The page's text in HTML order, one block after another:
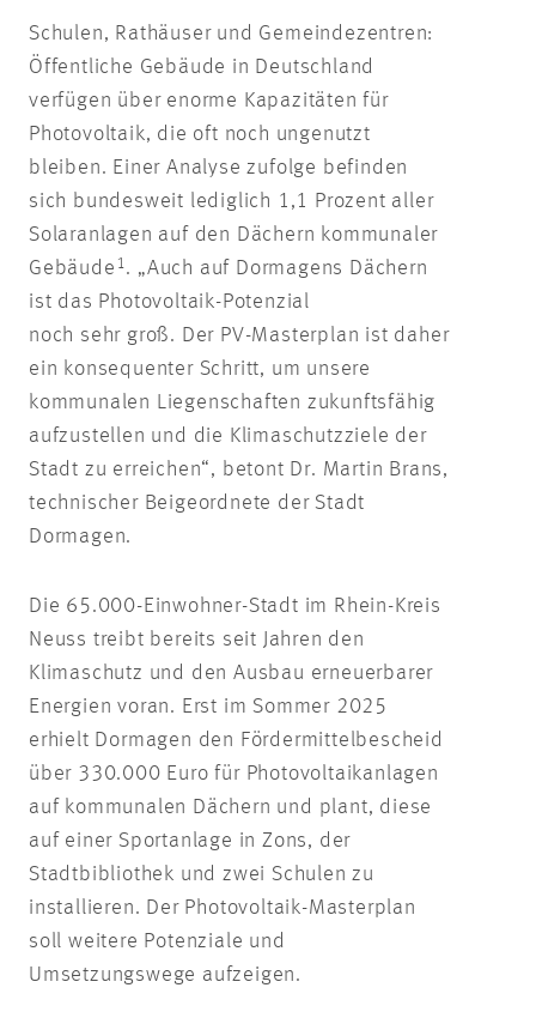
Schulen, Rathäuser und Gemeindezentren:
Öffentliche Gebäude in Deutschland
verfügen über enorme Kapazitäten für
Photovoltaik, die oft noch ungenutzt
bleiben. Einer Analyse zufolge befinden
sich bundesweit lediglich 1,1 Prozent aller
Solaranlagen auf den Dächern kommunaler
Gebäude 1. „Auch auf Dormagens Dächern
ist das Photovoltaik-Potenzial
noch sehr groß. Der PV-Masterplan ist daher
ein konsequenter Schritt, um unsere
kommunalen Liegenschaften zukunftsfähig
aufzustellen und die Klimaschutzziele der
Stadt zu erreichen“, betont Dr. Martin Brans,
technischer Beigeordnete der Stadt
Dormagen.
Die 65.000-Einwohner-Stadt im Rhein-Kreis
Neuss treibt bereits seit Jahren den
Klimaschutz und den Ausbau erneuerbarer
Energien voran. Erst im Sommer 2025
erhielt Dormagen den Fördermittelbescheid
über 330.000 Euro für Photovoltaikanlagen
auf kommunalen Dächern und plant, diese
auf einer Sportanlage in Zons, der
Stadtbibliothek und zwei Schulen zu
installieren. Der Photovoltaik-Masterplan
soll weitere Potenziale und
Umsetzungswege aufzeigen.